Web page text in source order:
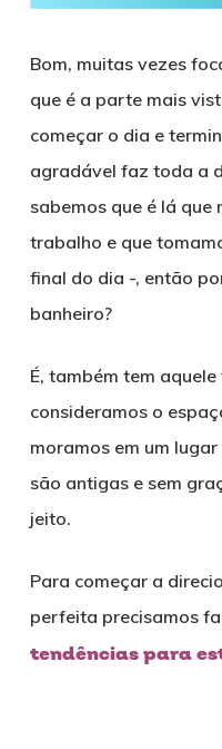
Bom, muitas vezes
que é a parte mais
começar o dia e
agradável faz toda a
sabemos que é lá que
trabalho e que
final do dia -, então
banheiro?
É, também tem
consideramos o
moramos em um
são antigas e sem
jeito.
Para começar a
perfeita precisamos
tendências para